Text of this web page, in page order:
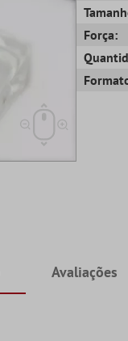
Força:
Avaliações